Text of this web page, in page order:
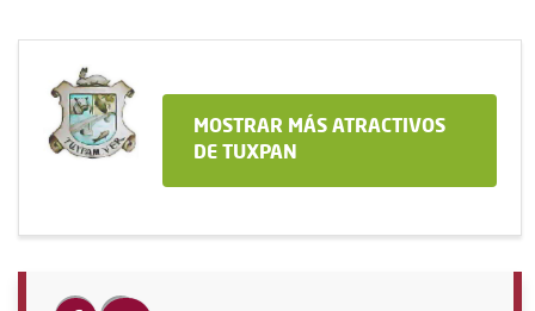
MOSTRAR MÁS ATRACTIVOS
DE TUXPAN